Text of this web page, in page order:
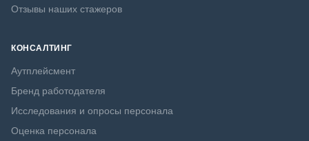
Отзывы наших стажеров
КОНСАЛТИНГ
Аутплейсмент
Бренд работодателя
Исследования и опросы персонала
Оценка персонала